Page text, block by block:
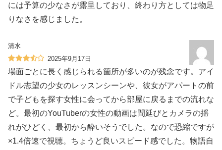
には予算の少なさが露呈しており、終わり方としては物足
りなさを感じました。
清水
2025年9月17日
場面ごとに長く感じられる箇所が多いのが残念です。アイ
ドル志望の少女のレッスンシーンや、彼女がアパートの前
で子どもを探す女性に会ってから部屋に戻るまでの流れな
ど。最初のYouTuberの女性の動画は間延びとカメラの揺
れがひどく、最初から酔いそうでした。なので恐縮ですが
×1.4倍速で視聴。ちょうど良いスピード感でした。物語自